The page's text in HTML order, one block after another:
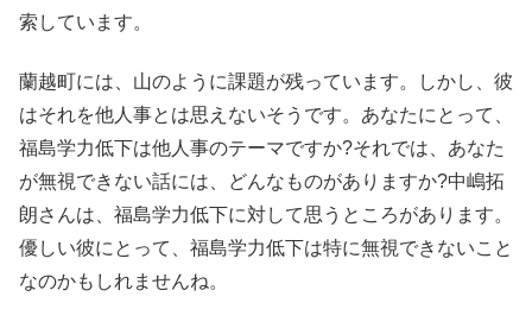
索しています。
蘭越町には、山のように課題が残っています。しかし、彼
はそれを他人事とは思えないそうです。あなたにとって、
福島学力低下は他人事のテーマですか?それでは、あなた
が無視できない話には、どんなものがありますか?中嶋拓
朗さんは、福島学力低下に対して思うところがあります。
優しい彼にとって、福島学力低下は特に無視できないこと
なのかもしれませんね。